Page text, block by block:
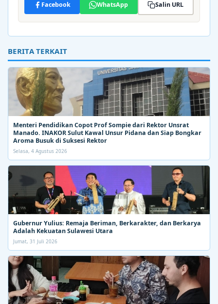
Facebook WhatsApp Salin URL
BERITA TERKAIT
Menteri Pendidikan Copot Prof Sompie dari Rektor Unsrat
Manado. INAKOR Sulut Kawal Unsur Pidana dan Siap Bongkar
Aroma Busuk di Suksesi Rektor
Selasa, 4 Agustus 2026
Gubernur Yulius: Remaja Beriman, Berkarakter, dan Berkarya
Adalah Kekuatan Sulawesi Utara
Jumat, 31 Juli 2026